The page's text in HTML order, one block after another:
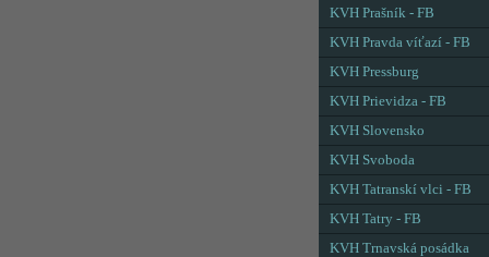
KVH Prašník - FB
KVH Pravda víťazí - FB
KVH Pressburg
KVH Prievidza - FB
KVH Slovensko
KVH Svoboda
KVH Tatranskí vlci - FB
KVH Tatry - FB
KVH Trnavská posádka